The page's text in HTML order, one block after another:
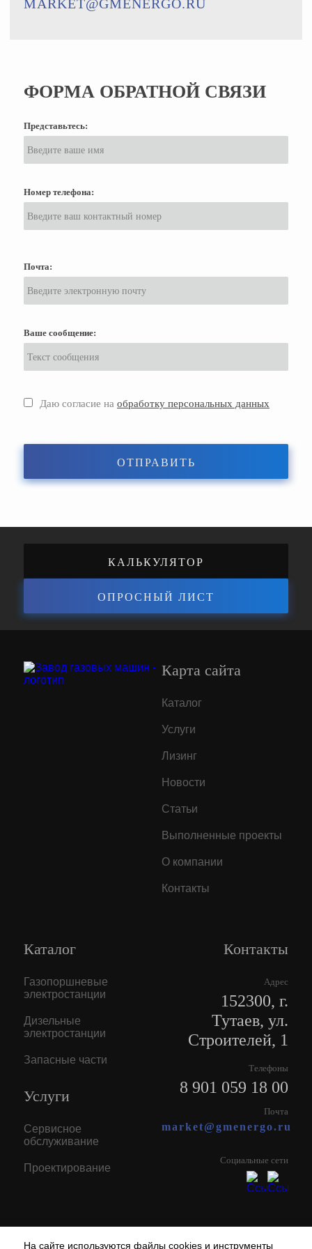
ФОРМА ОБРАТНОЙ СВЯЗИ
Представьтесь:
Номер телефона:
Почта:
Ваше сообщение:
Даю согласие на обработку персональных данных
ОТПРАВИТЬ
MARKET@GMENERGO.RU
КАЛЬКУЛЯТОР
ЭНЕРГОЭФФЕКТИВНОСТИ
ОПРОСНЫЙ ЛИСТ
Карта сайта
Каталог
Услуги
Лизинг
Новости
Статьи
Выполненные проекты
О компании
Контакты
Каталог
Газопоршневые
электростанции
Дизельные
электростанции
Запасные части
Услуги
Сервисное
обслуживание
Проектирование
Контакты
Адрес
152300, г.
Тутаев, ул.
Строителей, 1
Телефоны
8 901 059 18 00
Почта
market@gmenergo.ru
Социальные сети
На сайте используются файлы cookies и инструменты